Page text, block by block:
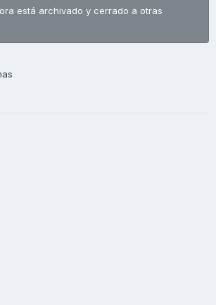
está archivado y cerrado a otras